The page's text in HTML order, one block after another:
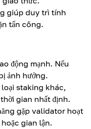
giúp duy trì tính
tấn công.
động mạnh. Nếu
ảnh hưởng.
staking khác,
gian nhất định.
gặp validator hoạt
gian lận.